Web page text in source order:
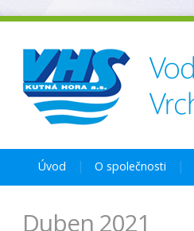
Úvod O společnosti
Duben 2021